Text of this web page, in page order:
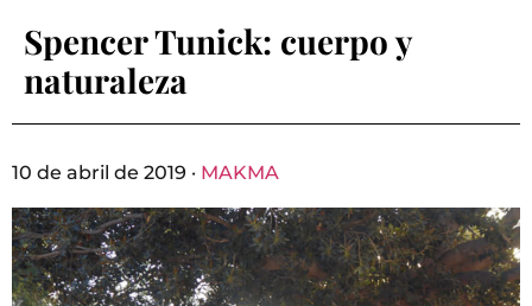
Spencer Tunick: cuerpo y
naturaleza
10 de abril de 2019 · MAKMA